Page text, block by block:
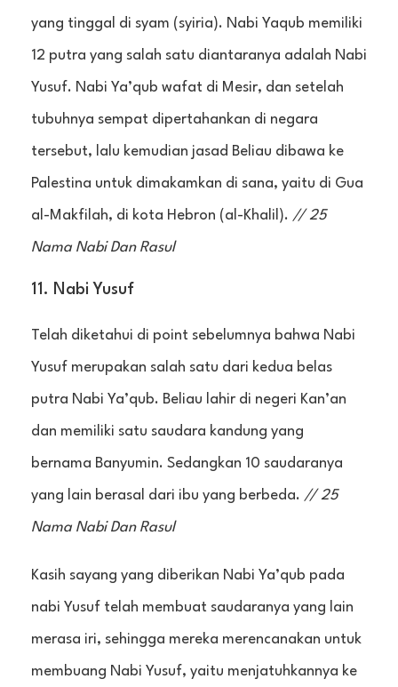
yang tinggal di syam (syiria). Nabi Yaqub memiliki
12 putra yang salah satu diantaranya adalah Nabi
Yusuf. Nabi Ya’qub wafat di Mesir, dan setelah
tubuhnya sempat dipertahankan di negara
tersebut, lalu kemudian jasad Beliau dibawa ke
Palestina untuk dimakamkan di sana, yaitu di Gua
al-Makfilah, di kota Hebron (al-Khalil). // 25
Nama Nabi Dan Rasul
11. Nabi Yusuf
Telah diketahui di point sebelumnya bahwa Nabi
Yusuf merupakan salah satu dari kedua belas
putra Nabi Ya’qub. Beliau lahir di negeri Kan’an
dan memiliki satu saudara kandung yang
bernama Banyumin. Sedangkan 10 saudaranya
yang lain berasal dari ibu yang berbeda. // 25
Nama Nabi Dan Rasul
Kasih sayang yang diberikan Nabi Ya’qub pada
nabi Yusuf telah membuat saudaranya yang lain
merasa iri, sehingga mereka merencanakan untuk
membuang Nabi Yusuf, yaitu menjatuhkannya ke